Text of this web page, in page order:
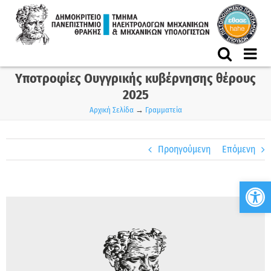
content
Υποτροφίες Ουγγρικής κυβέρνησης θέρους
2025
Αρχική Σελίδα→ Γραμματεία
Προηγούμενη Επόμενη